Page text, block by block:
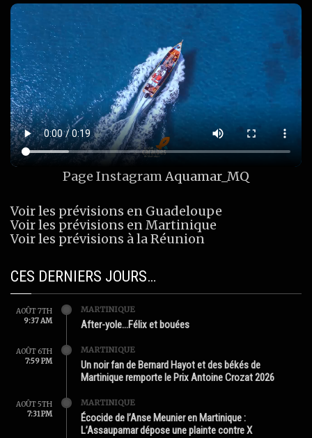
Page InstagramAquamar_MQ
Voir les prévisions en Guadeloupe
Voir les prévisions en Martinique
Voir les prévisions à la Réunion
CES DERNIERS JOURS…
AOÛT 7TH
9:37 AM
MARTINIQUE
After-yole…Félix et bouées
AOÛT 6TH
7:59 PM
MARTINIQUE
Un noir fan de Bernard Hayot et des békés de
Martinique remporte le Prix Antoine Crozat 2026
AOÛT 5TH
7:31 PM
MARTINIQUE
Écocide de l’Anse Meunier en Martinique :
L’Assaupamar dépose une plainte contre X